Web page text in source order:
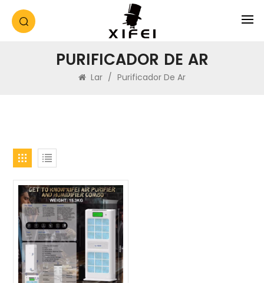
PURIFICADOR DE AR
Lar / Purificador De Ar